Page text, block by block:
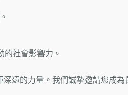
的社會影響力。
遠的力量。我們誠摯邀請您成